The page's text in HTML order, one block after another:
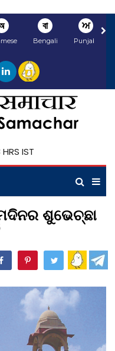
বা
Bengali
ਅ
Punjabi
IST
ଶୁଭେଚ୍ଛା